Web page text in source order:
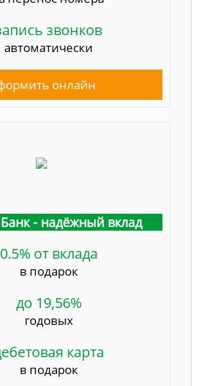
звонков
автоматически
онлайн
- надёжный вклад
0.5% от вклада
в подарок
до 19,56%
годовых
карта
в подарок